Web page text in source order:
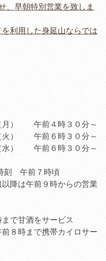
、早朝特別営業を致しま
利用した身延山ならでは
午前４時３０分～
前６時３０分～
前６時３０分～
７時頃
９時からの営業
甘酒をサービス
まで携帯カイロサー